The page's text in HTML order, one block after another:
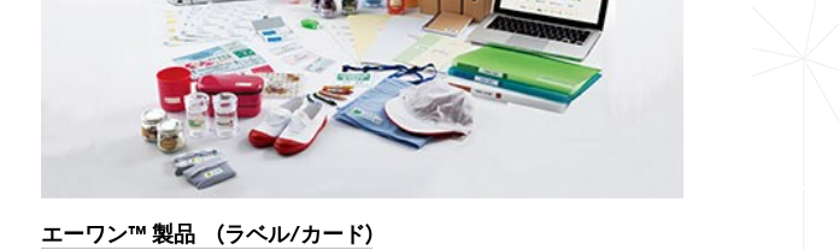
エーワン™ 製品 (ラベル/カード)